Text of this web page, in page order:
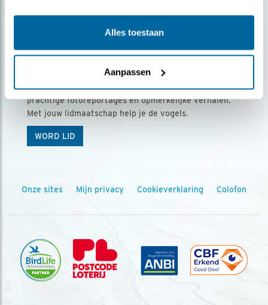
Alles toestaan
Aanpassen
Ontvang 5 x Vogels voor € 36,00 per jaar
Vogels is het tijdschrift voor onze leden, met
prachtige fotoreportages en opmerkelijke verhalen.
Met jouw lidmaatschap help je de vogels.
WORD LID
Onze sites Mijn privacy Cookieverklaring Colofon